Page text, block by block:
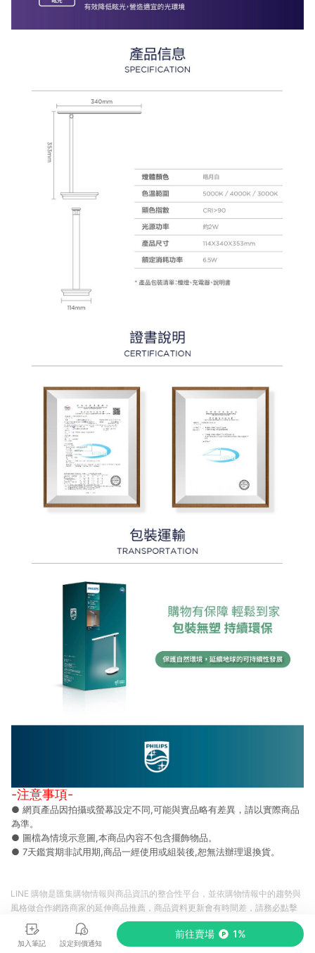
-注意事項-
● 網頁產品因拍攝或螢幕設定不同,可能與實品略有差異，請以實際商品
為準。
● 圖檔為情境示意圖,本商品內容不包含擺飾物品。
● 7天鑑賞期非試用期,商品一經使用或組裝後,恕無法辦理退換貨。
加入筆記 設定到價通知
前往賣場 1%
LINE 購物是匯集購物情報與商品資訊的整合性平台，並依購物情報中的趨勢與
風格做合作網路商家的延伸商品推薦，商品資料更新會有時間差，請務必點擊
商品至各合作網路商家，確認現售價與購物條件，一切資訊以合作廠商網頁為
準。